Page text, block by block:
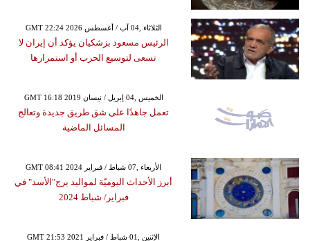
GMT 22:24 2026 الثلاثاء ,04 آب / أغسطس
الرئيس مسعود بزشكيان يؤكد أن إيران لا
تسعى لتوسيع الحرب أو استمرارها
GMT 16:18 2019 الخميس ,04 إبريل / نيسان
تعمل جاهدًا على شق طريق جديدة وتعالج
المسائل الماضية
GMT 08:41 2024 الأربعاء ,07 شباط / فبراير
أبرز الأحداث اليوميّة لمواليد برج"الأسد" في
فبراير/ شباط 2024
GMT 21:53 2021 الإثنين ,01 شباط / فبراير